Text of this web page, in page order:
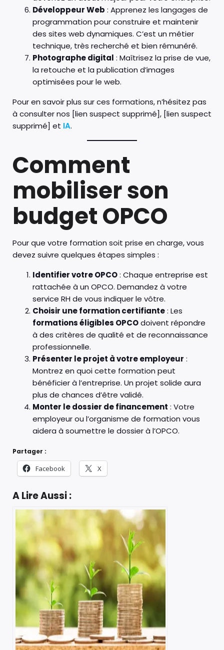
Développeur Web : Apprenez les langages de
programmation pour construire et maintenir
des sites web dynamiques. C’est un métier
technique, très recherché et bien rémunéré.
Photographe digital : Maîtrisez la prise de vue,
la retouche et la publication d’images
optimisées pour le web.
Pour en savoir plus sur ces formations, n’hésitez pas
à consulter nos [lien suspect supprimé], [lien suspect
supprimé] et IA.
Comment
mobiliser son
budget OPCO
Pour que votre formation soit prise en charge, vous
devez suivre quelques étapes simples :
Identifier votre OPCO: Chaque entreprise est
rattachée à un OPCO. Demandez à votre
service RH de vous indiquer le vôtre.
Choisir une formation certifiante: Les
formations éligibles OPCOdoivent répondre
à des critères de qualité et de reconnaissance
professionnelle.
Présenter le projet à votre employeur :
Montrez en quoi cette formation peut
bénéficier à l’entreprise. Un projet solide aura
plus de chances d’être validé.
Monter le dossier de financement : Votre
employeur ou l’organisme de formation vous
aidera à soumettre le dossier à l’OPCO.
Partager :
Facebook X
A Lire Aussi :